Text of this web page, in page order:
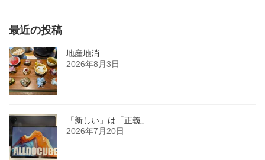
最近の投稿
地産地消
2026年8月3日
「新しい」は「正義」
2026年7月20日